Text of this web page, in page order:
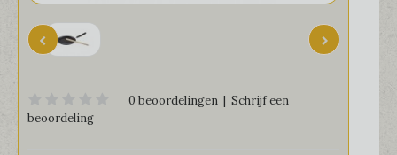
0 beoordelingen | Schrijf een
beoordeling